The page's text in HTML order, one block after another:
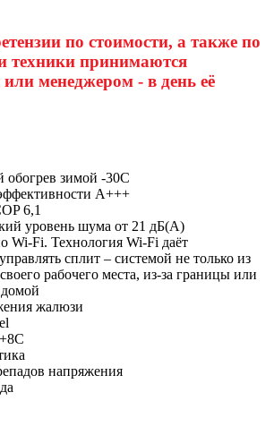
по стоимости, а также по
техники принимаются
менеджером - в день её
зимой -30С
A+++
6,1
уровень шума от 21 дБ(А)
Wi-Fi. Технология Wi-Fi даёт
сплит – системой не только из
рабочего места, из-за границы или
жалюзи
напряжения